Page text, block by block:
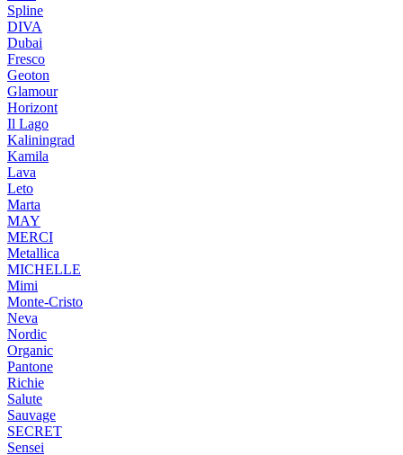
Spline
DIVA
Dubai
Fresco
Geoton
Glamour
Horizont
Il Lago
Kaliningrad
Kamila
Lava
Leto
Marta
MAY
MERCI
Metallica
MICHELLE
Mimi
Monte-Cristo
Neva
Nordic
Organic
Pantone
Richie
Salute
Sauvage
SECRET
Sensei